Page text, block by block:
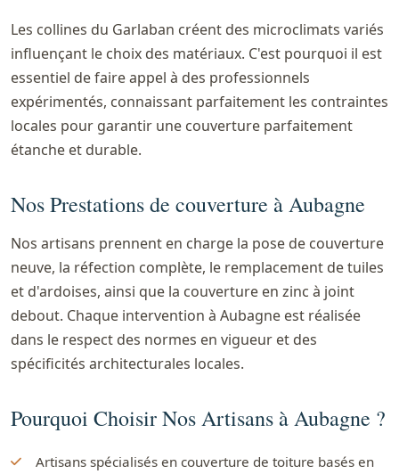
Les collines du Garlaban créent des microclimats variés
influençant le choix des matériaux. C'est pourquoi il est
essentiel de faire appel à des professionnels
expérimentés, connaissant parfaitement les contraintes
locales pour garantir une couverture parfaitement
étanche et durable.
Nos Prestations de couverture à Aubagne
Nos artisans prennent en charge la pose de couverture
neuve, la réfection complète, le remplacement de tuiles
et d'ardoises, ainsi que la couverture en zinc à joint
debout. Chaque intervention à Aubagne est réalisée
dans le respect des normes en vigueur et des
spécificités architecturales locales.
Pourquoi Choisir Nos Artisans à Aubagne ?
Artisans spécialisés en couverture de toiture basés en